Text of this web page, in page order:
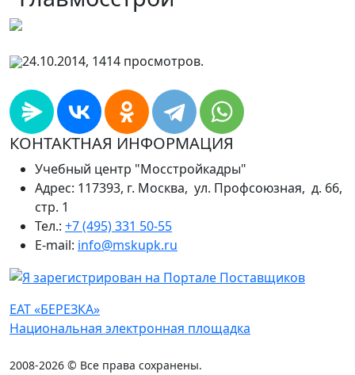
24.10.2014, 1414 просмотров.
КОНТАКТНАЯ ИНФОРМАЦИЯ
Учебный центр "Мосстройкадры"
Адрес: 117393, г. Москва, ул. Профсоюзная, д. 66,
стр. 1
Тел.: +7 (495) 331 50-55
E-mail: info@mskupk.ru
ЕАТ «БЕРЕЗКА»
Национальная электронная площадка
2008-2026 © Все права сохранены.